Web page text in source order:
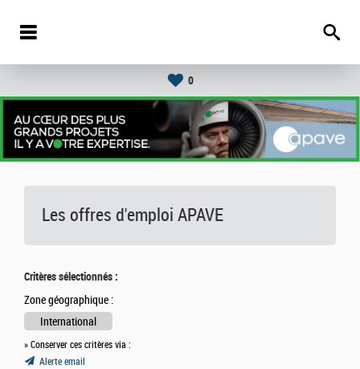
0
Les offres d'emploi APAVE
Critères sélectionnés :
Zone géographique :
International
» Conserver ces critères via :
Alerte email